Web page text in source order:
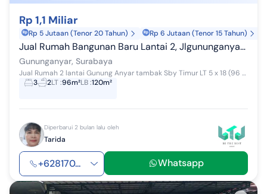
Rp 1,1 Miliar
Rp 5 Jutaan (Tenor 20 Tahun) Rp 6 Jutaan (Tenor 15 Tahun)
Jual Rumah Bangunan Baru Lantai 2, Jlgununganyar Tambak, Gununganyar, Surabaya Timur
Gununganyar, Surabaya
Jual Rumah 2 lantai Gunung Anyar tambak Sby Timur LT 5 x 18 (96 m2) LB 120 KT 3 KM 2 Row jalan 6,5 m Furnish kitchen set + AC 2 unit desig m...
3
2LT:96m²LB:120m²
Diperbarui 2 bulan lalu oleh
Tarida
+628170... Whatsapp